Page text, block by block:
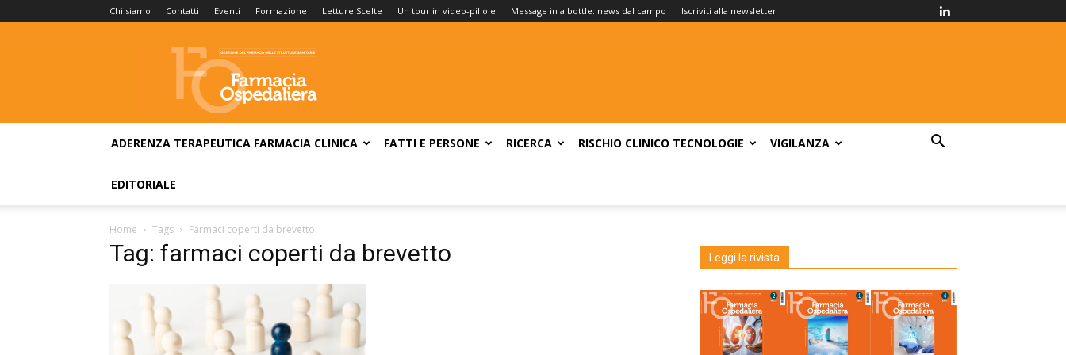
Chi siamo Contatti Eventi Formazione Letture Scelte Un tour in video-pillole Message in a bottle: news dal campo Iscriviti alla newsletter
Farmacia
Ospedaliera
ADERENZA TERAPEUTICA FARMACIA CLINICA FATTI E PERSONE RICERCA RISCHIO CLINICO TECNOLOGIE VIGILANZA
EDITORIALE
Home Tags Farmaci coperti da brevetto
Tag: farmaci coperti da brevetto Leggi la rivista